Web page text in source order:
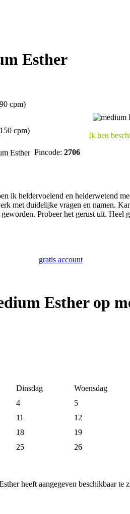
Esther
cpm)
Ik ben
cpm)
Pincode: 2706
ik heldervoelend en helderwetend
met duidelijke vragen en namen.
Probeer het gerust uit. Heel
gratis account
Esther op
Dinsdag Woensdag
4 5
11 12
18 19
25 26
heeft aangegeven beschikbaar te